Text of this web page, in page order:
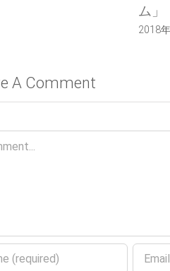
0 Comments
A Comment